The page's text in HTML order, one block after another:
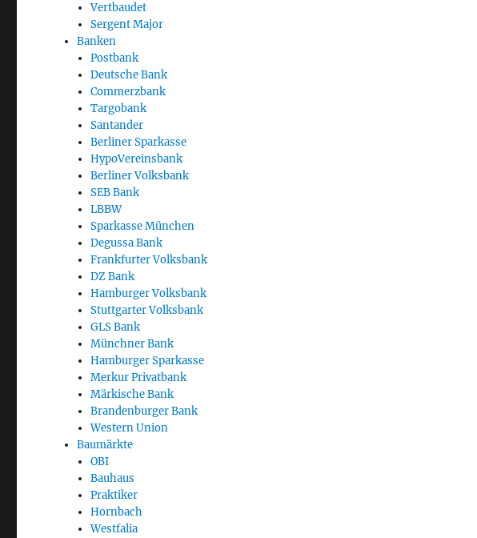
Vertbaudet
Sergent Major
Banken
Postbank
Deutsche Bank
Commerzbank
Targobank
Santander
Berliner Sparkasse
HypoVereinsbank
Berliner Volksbank
SEB Bank
LBBW
Sparkasse München
Degussa Bank
Frankfurter Volksbank
DZ Bank
Hamburger Volksbank
Stuttgarter Volksbank
GLS Bank
Münchner Bank
Hamburger Sparkasse
Merkur Privatbank
Märkische Bank
Brandenburger Bank
Western Union
Baumärkte
OBI
Bauhaus
Praktiker
Hornbach
Westfalia